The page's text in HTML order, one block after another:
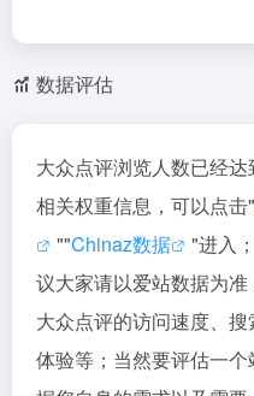
数据评估
大众点评浏览人数已经
相关权重信息，可以点击"
""Chinaz数据
"进入
议大家请以爱站数据为准
大众点评的访问速度、
体验等；当然要评估一